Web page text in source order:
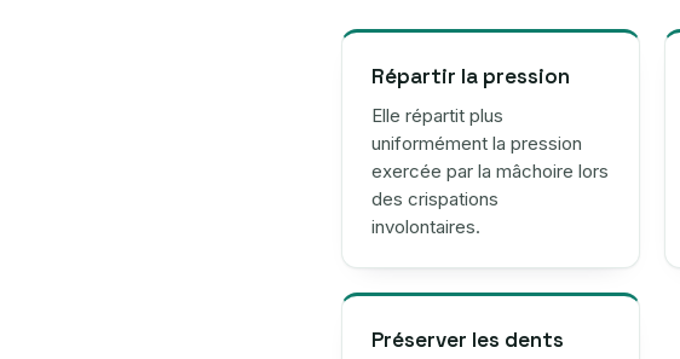
Répartir la pression
Elle répartit plus
uniformément la pression
exercée par la mâchoire lors
des crispations
involontaires.
Préserver les dents